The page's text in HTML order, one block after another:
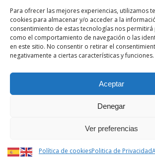
Para ofrecer las mejores experiencias, utilizamos
cookies para almacenar y/o acceder a la
consentimiento de estas tecnologías nos
como el comportamiento de navegación o las
en este sitio. No consentir o retirar el
negativamente a ciertas características y funciones.
Aceptar
Denegar
Ver preferencias
Política de cookiesPolitica de Privacidad
CLÍNICA PIÑAL © Copyright |
Desarrollado por
Política de cookies (UE)
Accesibilidad Aviso
Politica de Privacidad